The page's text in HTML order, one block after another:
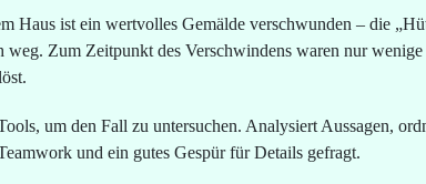
Haus ist ein wertvolles Gemälde verschwunden – die
weg. Zum Zeitpunkt des Verschwindens waren nur wenige
um den Fall zu untersuchen. Analysiert Aussagen,
und ein gutes Gespür für Details gefragt.